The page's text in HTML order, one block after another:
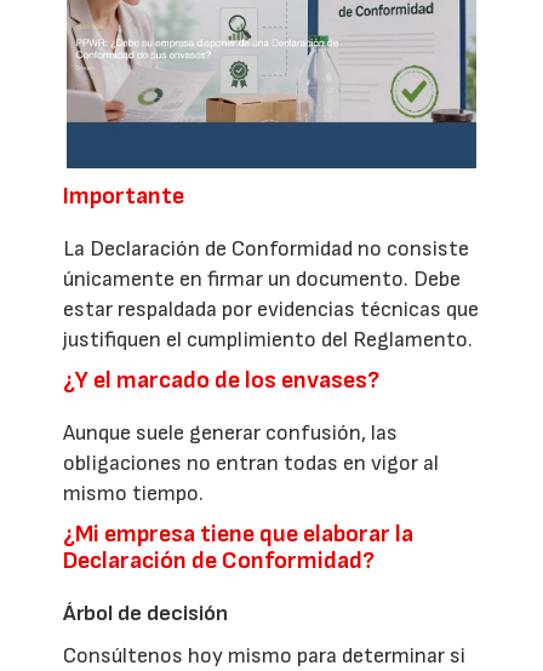
Importante
La Declaración de Conformidad no consiste
únicamente en firmar un documento. Debe
estar respaldada por evidencias técnicas que
justifiquen el cumplimiento del Reglamento.
¿Y el marcado de los envases?
Aunque suele generar confusión, las
obligaciones no entran todas en vigor al
mismo tiempo.
¿Mi empresa tiene que elaborar la
Declaración de Conformidad?
Árbol de decisión
Consúltenos hoy mismo para determinar si